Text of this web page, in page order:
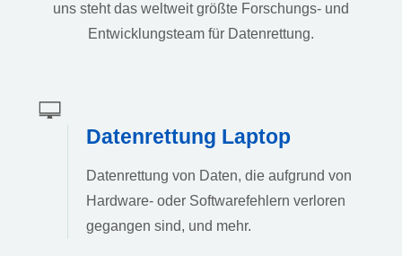
uns steht das weltweit größte Forschungs- und
Entwicklungsteam für Datenrettung.
Datenrettung Laptop
Datenrettung von Daten, die aufgrund von
Hardware- oder Softwarefehlern verloren
gegangen sind, und mehr.